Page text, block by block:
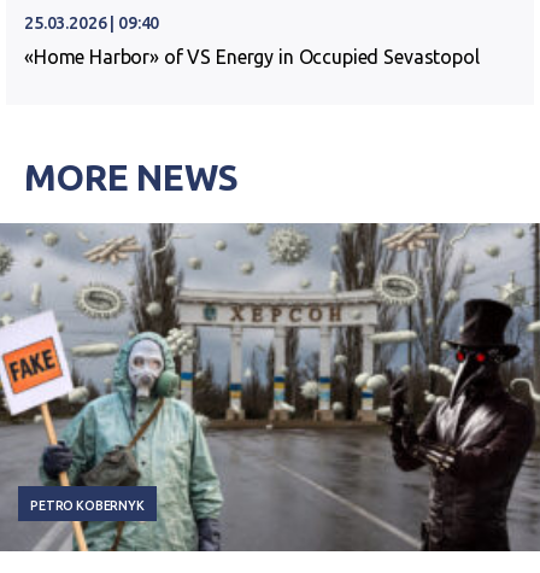
25.03.2026 | 09:40
«Home Harbor» of VS Energy in Occupied Sevastopol
MORE NEWS
PETRO KOBERNYK